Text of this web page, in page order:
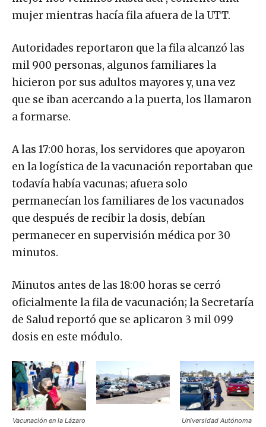
mujer mientras hacía fila afuera de la UTT.
Autoridades reportaron que la fila alcanzó las
mil 900 personas, algunos familiares la
hicieron por sus adultos mayores y, una vez
que se iban acercando a la puerta, los llamaron
a formarse.
A las 17:00 horas, los servidores que apoyaron
en la logística de la vacunación reportaban que
todavía había vacunas; afuera solo
permanecían los familiares de los vacunados
que después de recibir la dosis, debían
permanecer en supervisión médica por 30
minutos.
Minutos antes de las 18:00 horas se cerró
oficialmente la fila de vacunación; la Secretaría
de Salud reportó que se aplicaron 3 mil 099
dosis en este módulo.
Cárdenas. Foto:
de Baja California. Foto: